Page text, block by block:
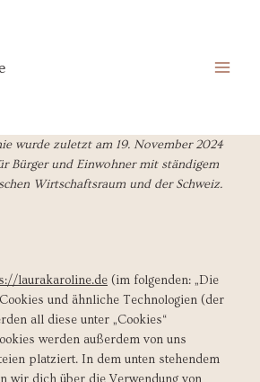
wurde zuletzt am 19. November 2024
Bürger und Einwohner mit ständigem
Wirtschaftsraum und der Schweiz.
laurakaroline.de (im folgenden: „Die
und ähnliche Technologien (der
all diese unter „Cookies“
werden außerdem von uns
platziert. In dem unten stehendem